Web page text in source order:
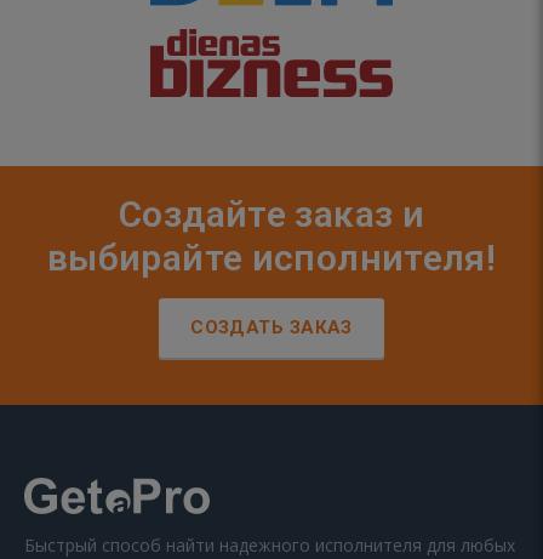
Создайте заказ и
выбирайте исполнителя!
СОЗДАТЬ ЗАКАЗ
Быстрый способ найти надежного исполнителя для любых